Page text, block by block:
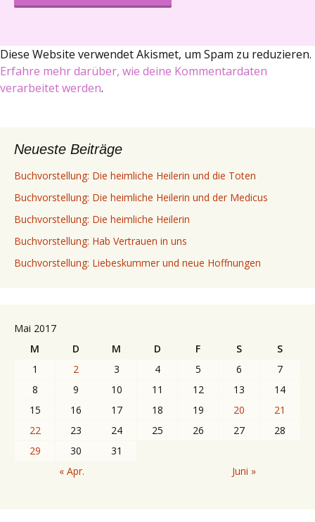
Diese Website verwendet Akismet, um Spam zu reduzieren.
Erfahre mehr darüber, wie deine Kommentardaten
verarbeitet werden.
Neueste Beiträge
Buchvorstellung: Die heimliche Heilerin und die Toten
Buchvorstellung: Die heimliche Heilerin und der Medicus
Buchvorstellung: Die heimliche Heilerin
Buchvorstellung: Hab Vertrauen in uns
Buchvorstellung: Liebeskummer und neue Hoffnungen
Mai 2017
M
D M D F S
S
1
2 3 4 5 6
7
8
9 10 11 12 13
14
15
16 17 18 19 20
21
22
23 24 25 26 27
28
29
30
31
« Apr.
Juni »